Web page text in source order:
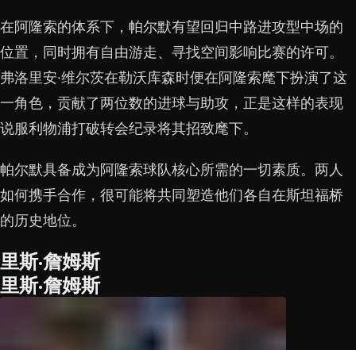
在阿隆索的体系下，帕尔默有望回归中路进攻型中场的
位置，同时拥有自由游走、寻找空间影响比赛的许可。
弗洛里安·维尔茨在勒沃库森时便在阿隆索麾下扮演了这
一角色，贡献了两位数的进球与助攻，正是这样的表现
说服利物浦打破转会纪录将其招致麾下。
帕尔默具备成为阿隆索球队核心所需的一切素质。两人
如何携手合作，很可能将共同塑造他们各自在斯坦福桥
的历史地位。
里斯·詹姆斯
里斯·詹姆斯